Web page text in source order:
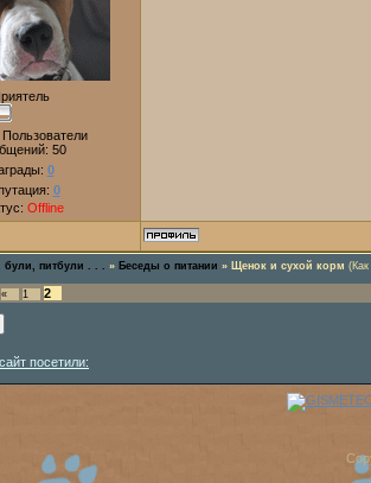
Пользователи
50
0
0
Offline
питбули . . . » Беседы о питании » Щенок и сухой корм
« 1 2
посетили: